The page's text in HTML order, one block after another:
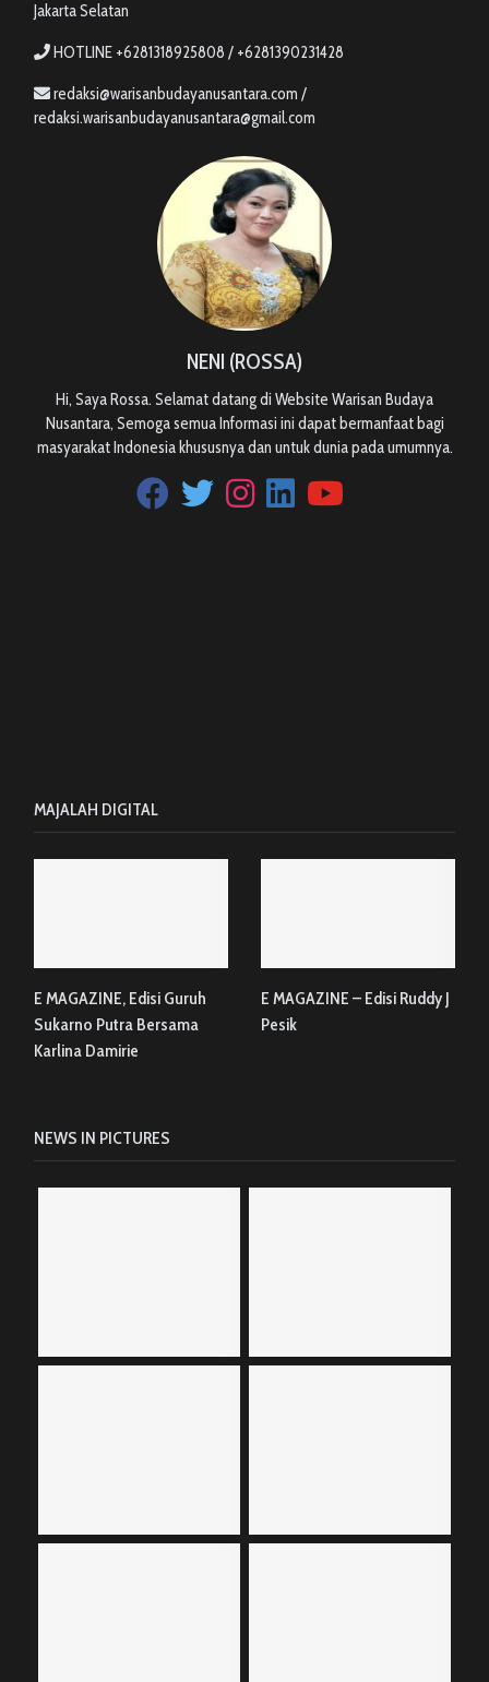
Jakarta Selatan
HOTLINE +6281318925808 / +6281390231428
redaksi@warisanbudayanusantara.com /
redaksi.warisanbudayanusantara@gmail.com
NENI (ROSSA)
Hi, Saya Rossa. Selamat datang di Website Warisan Budaya
Nusantara, Semoga semua Informasi ini dapat bermanfaat bagi
masyarakat Indonesia khususnya dan untuk dunia pada umumnya.
MAJALAH DIGITAL
E MAGAZINE, Edisi Guruh
Sukarno Putra Bersama
Karlina Damirie
E MAGAZINE – Edisi Ruddy J
Pesik
NEWS IN PICTURES